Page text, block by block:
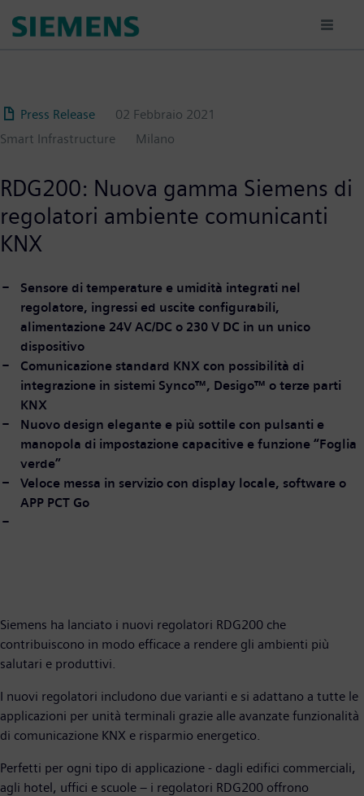
Press Release
02 Febbraio 2021
Smart Infrastructure
Milano
RDG200: Nuova gamma Siemens di
regolatori ambiente comunicanti
KNX
Sensore di temperature e umidità integrati nel
regolatore, ingressi ed uscite configurabili,
alimentazione 24V AC/DC o 230 V DC in un unico
dispositivo
Comunicazione standard KNX con possibilità di
integrazione in sistemi Synco™, Desigo™ o terze parti
KNX
Nuovo design elegante e più sottile con pulsanti e
manopola di impostazione capacitive e funzione “Foglia
verde”
Veloce messa in servizio con display locale, software o
APP PCT Go
Siemens ha lanciato i nuovi regolatori RDG200 che
contribuiscono in modo efficace a rendere gli ambienti più
salutari e produttivi.
I nuovi regolatori includono due varianti e si adattano a tutte le
applicazioni per unità terminali grazie alle avanzate funzionalità
di comunicazione KNX e risparmio energetico.
Perfetti per ogni tipo di applicazione - dagli edifici commerciali,
agli hotel, uffici e scuole – i regolatori RDG200 offrono